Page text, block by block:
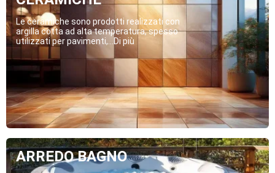
Le ceramiche sono prodotti realizzati con
argilla cotta ad alta temperatura, spesso
utilizzati per pavimenti,...Di più
ARREDO BAGNO